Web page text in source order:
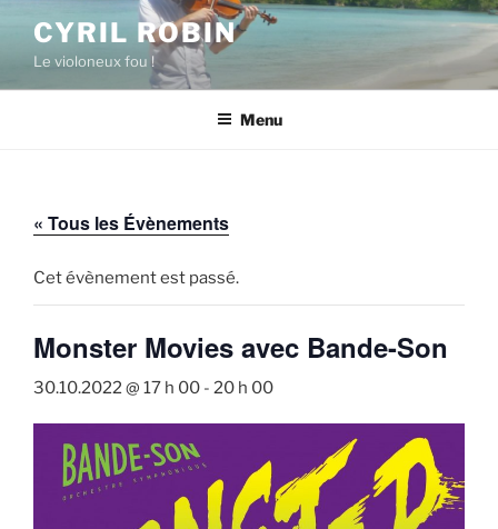
contenu
principal
CYRIL ROBIN
Le violoneux fou !
Menu
« Tous les Évènements
Cet évènement est passé.
Monster Movies avec Bande-Son
30.10.2022 @ 17 h 00 - 20 h 00